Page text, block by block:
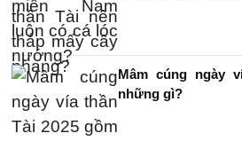
Mâm cúng ngày
những gì?